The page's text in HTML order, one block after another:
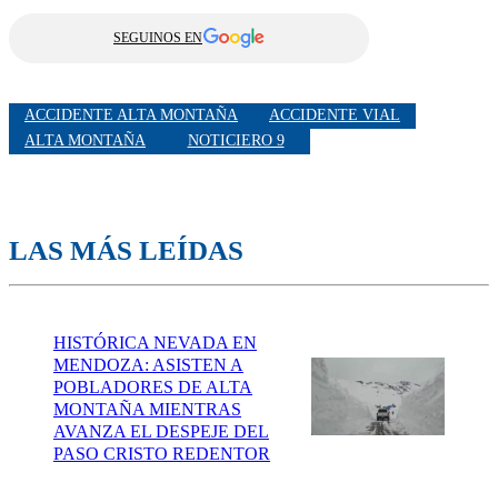
SEGUINOS EN
ACCIDENTE ALTA MONTAÑA
ACCIDENTE VIAL
ALTA MONTAÑA
NOTICIERO 9
LAS MÁS LEÍDAS
HISTÓRICA NEVADA EN
MENDOZA: ASISTEN A
POBLADORES DE ALTA
MONTAÑA MIENTRAS
AVANZA EL DESPEJE DEL
PASO CRISTO REDENTOR